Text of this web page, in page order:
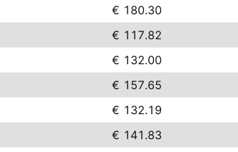
€ 180.30
€ 117.82
€ 132.00
€ 157.65
€ 132.19
€ 141.83